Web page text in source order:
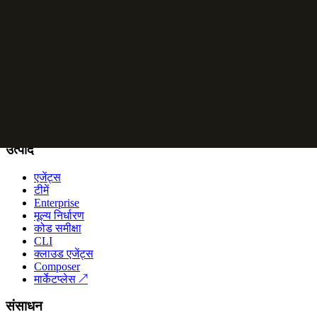
उत्पाद
एजेंट्स
टीमें
Enterprise
मूल्य निर्धारण
कोड समीक्षा
CLI
क्लाउड एजेंट्स
Composer
मार्केटप्लेस ↗
संसाधन